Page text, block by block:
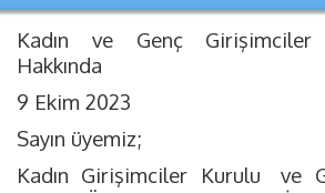
Kadın ve Genç
Hakkında
9 Ekim 2023
Sayın üyemiz;
Kadın Girişimciler Kurulu
ve